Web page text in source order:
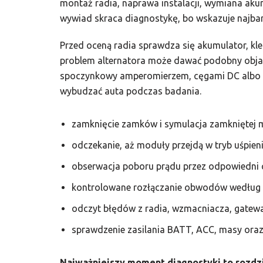
montaż radia, naprawa instalacji, wymiana
wywiad skraca diagnostykę, bo wskazuje
Przed oceną radia sprawdza się akumulator,
problem alternatora może dawać podobny
spoczynkowy amperomierzem, cęgami DC
wybudzać auta podczas badania.
zamknięcie zamków i symulacja zamkniętej
odczekanie, aż moduły przejdą w tryb
obserwacja poboru prądu przez odpowiedni
kontrolowane rozłączanie obwodów
odczyt błędów z radia, wzmacniacza,
sprawdzenie zasilania BATT, ACC, masy